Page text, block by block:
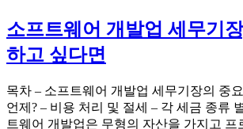
소프트웨어 개발업 세무기
하고 싶다면
목차 – 소프트웨어 개발업 세무기장의 중
언제? – 비용 처리 및 절세 – 각 세금 종류
트웨어 개발업은 무형의 자산을 가지고 프